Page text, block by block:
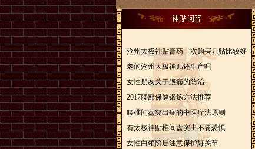
沧州太极神贴膏药一次购买几贴比较好
老的沧州太极神贴还生产吗
女性朋友关于腰痛的防治
2017腰部保健锻炼方法推荐
腰椎间盘突出症的中医疗法原则
有太极神贴椎间盘突出不要恐惧
女性白领阶层注意保护好关节